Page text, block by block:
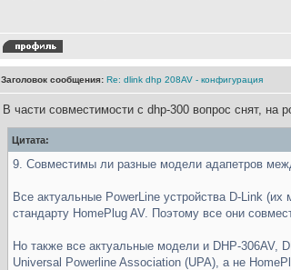
Заголовок сообщения: Re: dlink dhp 208AV - конфигурация
В части совместимости с dhp-300 вопрос снят,
Цитата:
9. Совместимы ли разные модели адапетров
Все актуальные PowerLine устройства D-Link (их
стандарту HomePlug AV. Поэтому все они
Но также все актуальные модели и DHP-306AV,
Universal Powerline Association (UPA), а не